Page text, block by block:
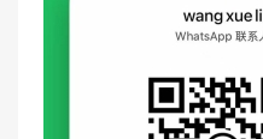
評論前必須登入！
WhatsApp